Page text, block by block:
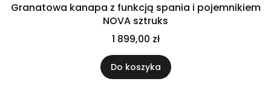
Granatowa kanapa z funkcją spania i pojemnikiem
NOVA sztruks
1 899,00 zł
Do koszyka